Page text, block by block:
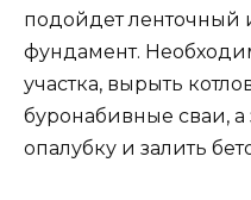
подойдет ленточный
фундамент.
участка, вырыть
буронабивные сваи, а
опалубку и залить